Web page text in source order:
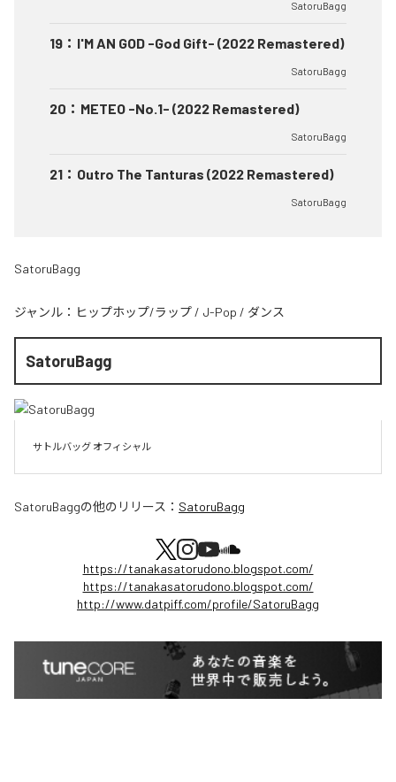
SatoruBagg
19 ： I'M AN GOD -God Gift- (2022 Remastered)
SatoruBagg
20 ： METEO -No.1- (2022 Remastered)
SatoruBagg
21 ： Outro The Tanturas (2022 Remastered)
SatoruBagg
SatoruBagg
ジャンル： ヒップホップ/ラップ / J-Pop / ダンス
SatoruBagg
サトルバッグ オフィシャル
SatoruBaggの他のリリース： SatoruBagg
https://tanakasatorudono.blogspot.com/
https://tanakasatorudono.blogspot.com/
http://www.datpiff.com/profile/SatoruBagg